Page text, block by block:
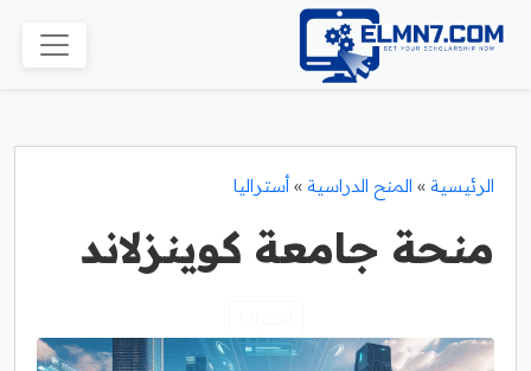
الرئيسية » المنح الدراسية » أستراليا
منحة جامعة كوينزلاند